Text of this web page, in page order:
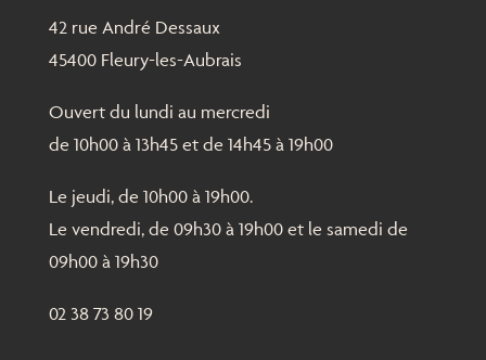
42 rue André Dessaux
45400 Fleury-les-Aubrais
Ouvert du lundi au mercredi
de 10h00 à 13h45 et de 14h45 à 19h00
Le jeudi, de 10h00 à 19h00.
Le vendredi, de 09h30 à 19h00 et le samedi de
09h00 à 19h30
02 38 73 80 19